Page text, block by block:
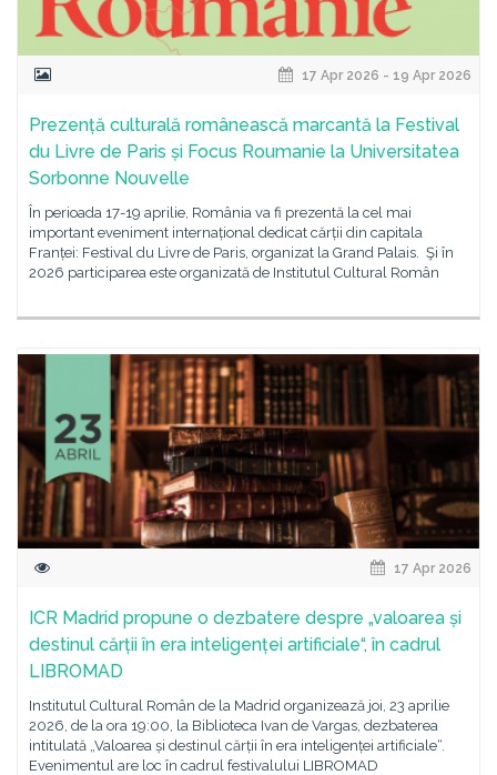
17 Apr 2026 - 19 Apr 2026
Prezență culturală românească marcantă la Festival
du Livre de Paris și Focus Roumanie la Universitatea
Sorbonne Nouvelle
În perioada 17-19 aprilie, România va fi prezentă la cel mai
important eveniment internațional dedicat cărții din capitala
Franței: Festival du Livre de Paris, organizat la Grand Palais. Şi în
2026 participarea este organizată de Institutul Cultural Român
17 Apr 2026
ICR Madrid propune o dezbatere despre „valoarea și
destinul cărții în era inteligenței artificiale“, în cadrul
LIBROMAD
Institutul Cultural Român de la Madrid organizează joi, 23 aprilie
2026, de la ora 19:00, la Biblioteca Ivan de Vargas, dezbaterea
intitulată „Valoarea și destinul cărții în era inteligenței artificiale“.
Evenimentul are loc în cadrul festivalului LIBROMAD